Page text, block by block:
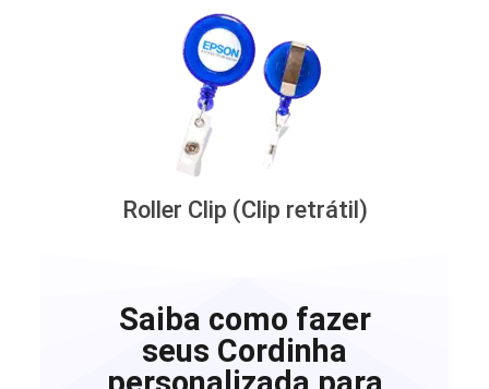
Roller Clip (Clip retrátil)
Saiba como fazer
seus Cordinha